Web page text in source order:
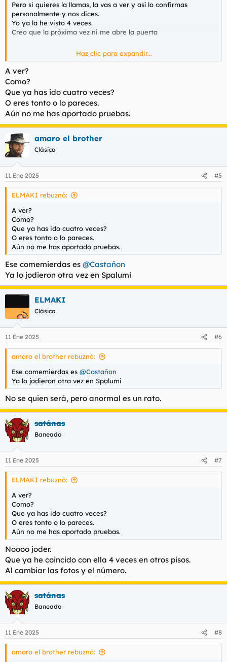
Pero si quieres la llamas, la vas a ver y así lo confirmas
personalmente y nos dices.
Yo ya la he visto 4 veces.
Creo que la próxima vez ni me abre la puerta
La he llamado y es la misma voz.
No obstante la puedes llamar y vas a verla en persona y así
sales de dudas y nos confirmas.
Yo la he visto 4 veces.
La próxima ni me abre la puerta
Haz clic para expandir...
A ver?
Como?
Que ya has ido cuatro veces?
O eres tonto o lo pareces.
Aún no me has aportado pruebas.
amaro el brother
Clásico
11 Ene 2025 #5
ELMAKI rebuznó:
A ver?
Como?
Que ya has ido cuatro veces?
O eres tonto o lo pareces.
Aún no me has aportado pruebas.
Ese comemierdas es @Castañon
Ya lo jodieron otra vez en Spalumi
ELMAKI
Clásico
11 Ene 2025 #6
amaro el brother rebuznó:
Ese comemierdas es @Castañon
Ya lo jodieron otra vez en Spalumi
No se quien será, pero anormal es un rato.
satánas
Baneado
11 Ene 2025 #7
ELMAKI rebuznó:
A ver?
Como?
Que ya has ido cuatro veces?
O eres tonto o lo pareces.
Aún no me has aportado pruebas.
Noooo joder.
Que ya he coincido con ella 4 veces en otros pisos.
Al cambiar las fotos y el número.
satánas
Baneado
11 Ene 2025 #8
amaro el brother rebuznó: